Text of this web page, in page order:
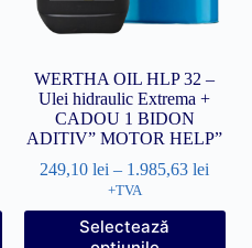
WERTHA OIL HLP 32 –
Ulei hidraulic Extrema +
CADOU 1 BIDON
ADITIV” MOTOR HELP”
249,10lei – 1.985,63lei
+TVA
Selectează
Acest
produs